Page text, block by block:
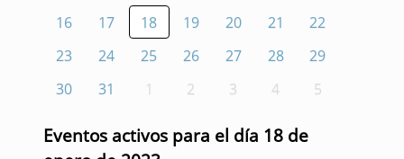
16
17 18 19 20 21
22
23
24 25 26 27 28
29
30
31 1 2 3 4 5
Eventos activos para el día 18 de